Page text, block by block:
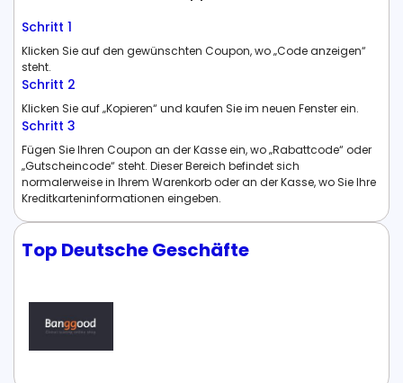
Schritt 1
Klicken Sie auf den gewünschten Coupon, wo „Code anzeigen“
steht.
Schritt 2
Klicken Sie auf „Kopieren“ und kaufen Sie im neuen Fenster ein.
Schritt 3
Fügen Sie Ihren Coupon an der Kasse ein, wo „Rabattcode“ oder
„Gutscheincode“ steht. Dieser Bereich befindet sich
normalerweise in Ihrem Warenkorb oder an der Kasse, wo Sie Ihre
Kreditkarteninformationen eingeben.
Top Deutsche Geschäfte